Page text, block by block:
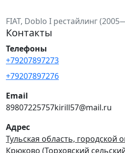
FIAT, Doblo I рестайлинг
Контакты
Телефоны
+79207897273
+79207897276
Email
89807225757kirill57@mail.ru
Адрес
Тульская область, городской
Крюково (Торховский